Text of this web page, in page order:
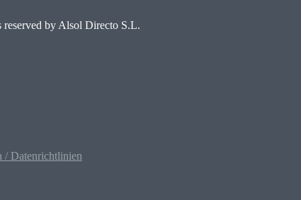
by Alsol Directo S.L.
/ Datenrichtlinien